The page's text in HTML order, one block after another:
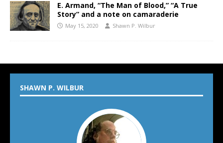
E. Armand, “The Man of Blood,” “A True
Story” and a note on camaraderie
May 15, 2020 Shawn P. Wilbur
SHAWN P. WILBUR